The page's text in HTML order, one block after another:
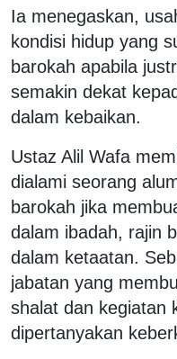
Ia menegaskan,
kondisi hidup yang
barokah apabila
semakin dekat
dalam kebaikan.
Ustaz Alil Wafa
dialami seorang
barokah jika
dalam ibadah, rajin
dalam ketaatan.
jabatan yang
shalat dan kegiatan
dipertanyakan